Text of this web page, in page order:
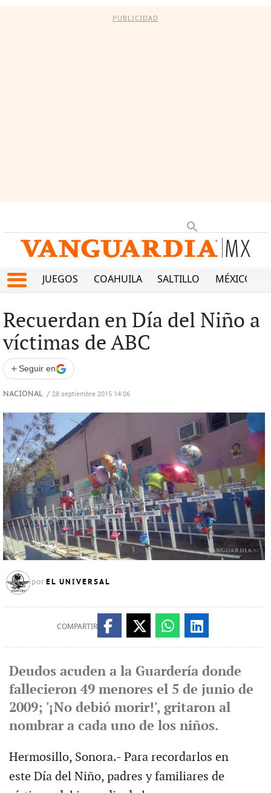
PUBLICIDAD
JUEGOS COAHUILA SALTILLO MÉXICO
Recuerdan en Día del Niño a
víctimas de ABC
+ Seguir en
NACIONAL / 28 septiembre 2015 14:06
por EL UNIVERSAL
COMPARTIR
Deudos acuden a la Guardería donde
fallecieron 49 menores el 5 de junio de
2009; '¡No debió morir!', gritaron al
nombrar a cada uno de los niños.
Hermosillo, Sonora.- Para recordarlos en
este Día del Niño, padres y familiares de